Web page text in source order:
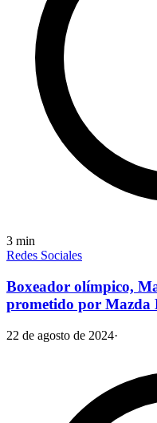
3 min
Redes Sociales
Boxeador olímpico,
prometido por Mazda
22 de agosto de 2024·